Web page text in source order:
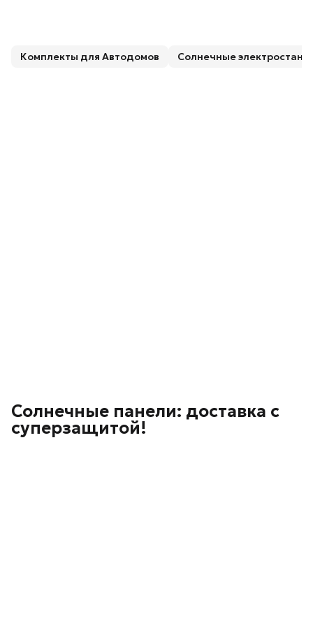
Комплекты для Автодомов Солнечные
Солнечные панели: доставка с
суперзащитой!